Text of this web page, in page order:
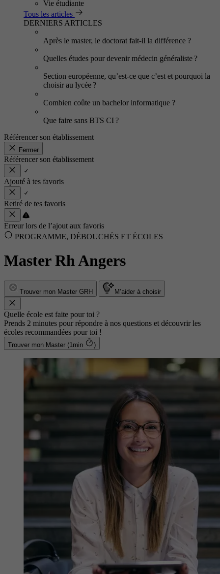
Vie étudiante
Tous les articles
DERNIERS ARTICLES
Après le master, le doctorat fait-il la différence ?
Quelles études pour devenir médecin généraliste ?
Section européenne, qu’est-ce que c’est et pourquoi la
choisir au lycée ?
Combien coûte un bachelor informatique ?
Que faire sans BTS CI ?
Référencer son établissement
Fermer
Référencer son établissement
Ajouté à tes favoris
Retiré de tes favoris
Erreur lors de l’ajout aux favoris
PROGRAMME, DÉBOUCHÉS ET ÉCOLES
Master Rh Angers
Trouver mon Master GRH M’aider à choisir
Quelle école est faite pour toi ?
Prends 2 minutes pour répondre à nos questions et découvrir les
écoles recommandées pour toi !
Trouver mon Master (1min )